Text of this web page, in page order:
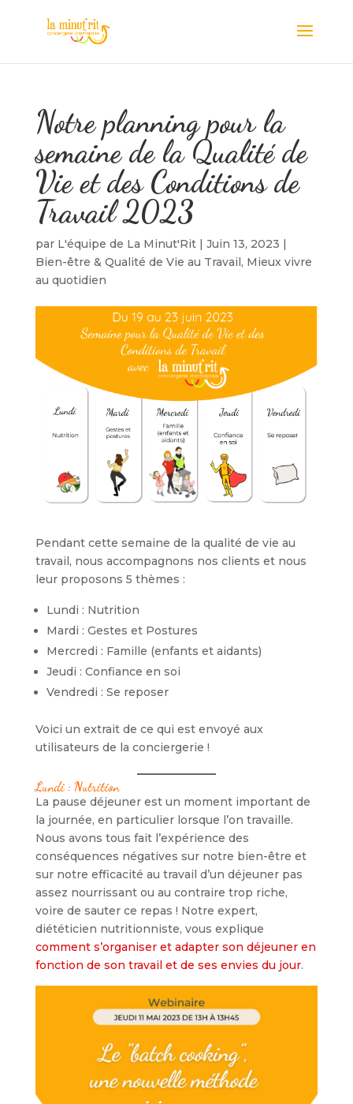
Notre planning pour la
semaine de la Qualité de
Vie et des Conditions de
Travail 2023
par L'équipe de La Minut'Rit| Juin 13, 2023 |
Bien-être & Qualité de Vie au Travail, Mieux vivre
au quotidien
Pendant cette semaine de la qualité de vie au
travail, nous accompagnons nos clients et nous
leur proposons 5 thèmes :
Lundi : Nutrition
Mardi : Gestes et Postures
Mercredi : Famille (enfants et aidants)
Jeudi : Confiance en soi
Vendredi : Se reposer
Voici un extrait de ce qui est envoyé aux
utilisateurs de la conciergerie !
Lundi : Nutrition
La pause déjeuner est un moment important de
la journée, en particulier lorsque l’on travaille.
Nous avons tous fait l’expérience des
conséquences négatives sur notre bien-être et
sur notre efficacité au travail d’un déjeuner pas
assez nourrissant ou au contraire trop riche,
voire de sauter ce repas ! Notre expert,
diététicien nutritionniste, vous explique
comment s’organiser et adapter son déjeuner en
fonction de son travail et de ses envies du jour.